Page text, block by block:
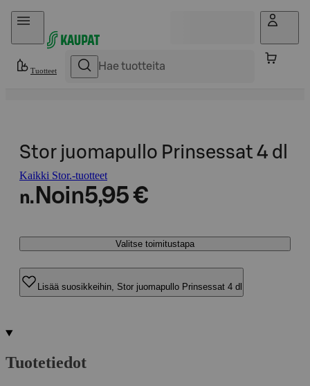
Hyppää sisältöön
Tuotteet
Stor juomapullo Prinsessat 4 dl
Kaikki Stor.-tuotteet
n. Noin5,95 €
Valitse toimitustapa
Lisää suosikkeihin, Stor juomapullo Prinsessat 4 dl
Tuotetiedot